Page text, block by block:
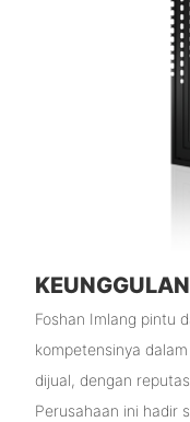
Foshan Imlang pintu
kompetensinya
dijual, dengan
Perusahaan ini hadir